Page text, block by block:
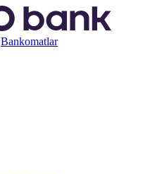
Bankomatlar